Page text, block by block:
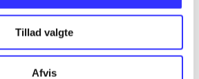
Tillad valgte
Afvis